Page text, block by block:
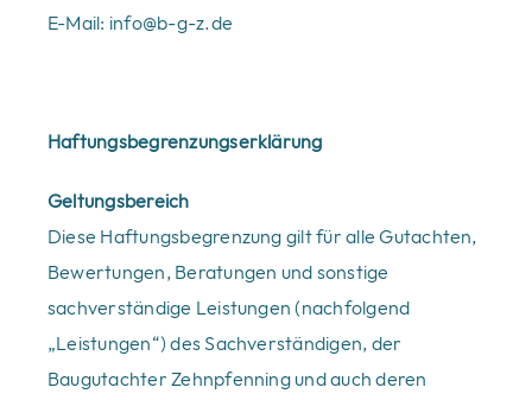
E-Mail: info@b-g-z.de
Haftungsbegrenzungserklärung
Geltungsbereich
Diese Haftungsbegrenzung gilt für alle Gutachten,
Bewertungen, Beratungen und sonstige
sachverständige Leistungen (nachfolgend
„Leistungen“) des Sachverständigen, der
Baugutachter Zehnpfenning und auch deren